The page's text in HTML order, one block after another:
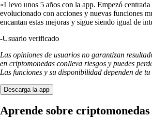
«Llevo unos 5 años con la app. Empezó
evolucionado con acciones y nuevas funciones
encantan estas mejoras y sigue siendo igual de
-Usuario verificado
Las opiniones de usuarios no garantizan
en criptomonedas conlleva riesgos y puedes
Las funciones y su disponibilidad dependen de tu
Descarga la app
Aprende sobre criptomonedas